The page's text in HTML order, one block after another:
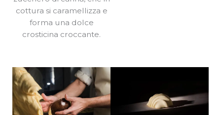
cottura si caramellizza e
forma una dolce
crosticina croccante.